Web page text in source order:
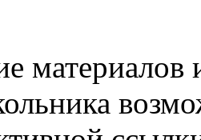
материалов